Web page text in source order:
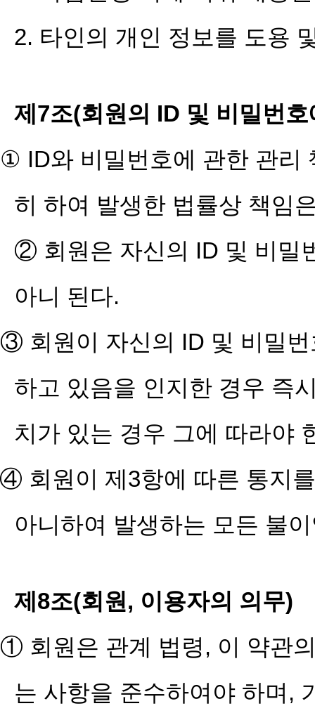
2. 타인의 개인 정보를 도용
제7조(회원의 ID 및 비밀번
① ID와 비밀번호에 관한 관리
히 하여 발생한 법률상 책임
② 회원은 자신의 ID 및 비밀
아니 된다.
③ 회원이 자신의 ID 및 비밀
하고 있음을 인지한 경우 즉
치가 있는 경우 그에 따라야
④ 회원이 제3항에 따른 통지
아니하여 발생하는 모든 불
제8조(회원, 이용자의 의무)
① 회원은 관계 법령, 이 약관
는 사항을 준수하여야 하며,